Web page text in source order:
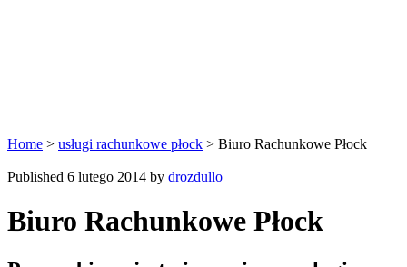
Home > usługi rachunkowe płock > Biuro Rachunkowe Płock
Published 6 lutego 2014 by drozdullo
Biuro Rachunkowe Płock